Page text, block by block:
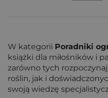
W kategorii Poradniki
książki dla miłośników i
zarówno tych
roślin, jak i
swoją wiedzę